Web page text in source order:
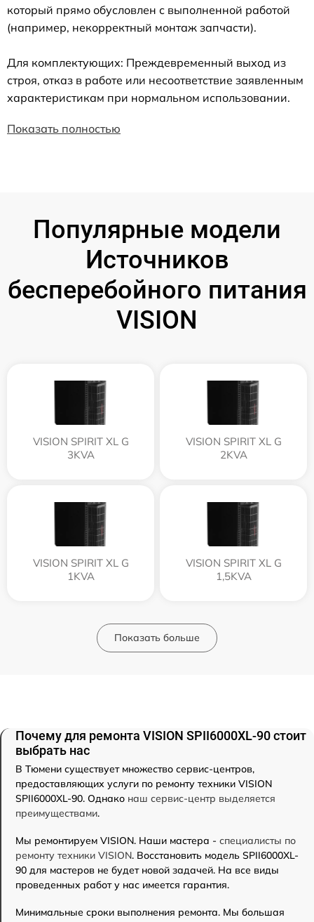
который прямо обусловлен с выполненной работой
(например, некорректный монтаж запчасти).
Для комплектующих: Преждевременный выход из
строя, отказ в работе или несоответствие заявленным
характеристикам при нормальном использовании.
Показать полностью
Популярные модели
Источников
бесперебойного питания
VISION
VISION SPIRIT XL G
3KVA
VISION SPIRIT XL G
2KVA
VISION SPIRIT XL G
1KVA
VISION SPIRIT XL G
1,5KVA
Показать больше
Почему для ремонта VISION SPII6000XL-90 стоит
выбрать нас
В Тюмени существует множество сервис-центров,
предоставляющих услуги по ремонту техники VISION
SPII6000XL-90. Однако наш сервис-центр выделяется
преимуществами.
Мы ремонтируем VISION. Наши мастера - специалисты по
ремонту техники VISION. Восстановить модель SPII6000XL-
90 для мастеров не будет новой задачей. На все виды
проведенных работ у нас имеется гарантия.
Минимальные сроки выполнения ремонта. Мы большая